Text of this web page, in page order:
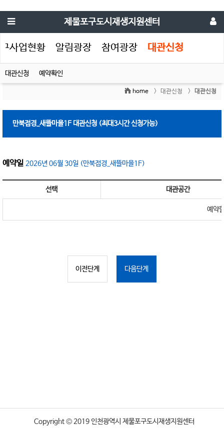
제물포구도시재생지원센터
사업현황 알림광장 참여광장 대관신청
대관신청 예약확인
home > 대관신청 > 대관신청
만북접경_새뜰마을1F대관신청 (최대3시간 신청가능)
예약일 2026년 06월 30일 (만북접경_새뜰마을1F)
선택 대관공간
예약
이전단계 다음단계
Copyright © 2019 인천광역시 제물포구도시재생지원센터